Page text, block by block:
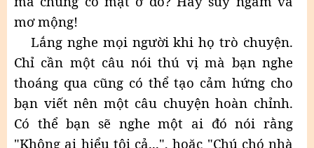
mơ mộng!
Lắng nghe mọi người khi họ trò chuyện.
Chỉ cần một câu nói thú vị mà bạn nghe
thoáng qua cũng có thể tạo cảm hứng cho
bạn viết nên một câu chuyện hoàn chỉnh.
Có thể bạn sẽ nghe một ai đó nói rằng
"Không ai hiểu tôi cả...", hoặc "Chú chó nhà